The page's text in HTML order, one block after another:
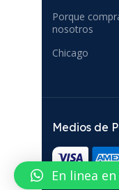
Porque
nosotros
Chicago
Medios de
En linea